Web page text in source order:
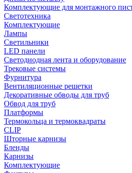
Комплектующие для монтажного
Светотехника
Комплектующие
Лампы
Светильники
LED панели
Светодиодная лента и оборудование
Трековые системы
Фурнитура
Вентиляционные решетки
Декоративные обводы для труб
Обвод для труб
Платформы
Термокольца и термоквадраты
CLIP
Шторные карнизы
Бленды
Карнизы
Комплектующие